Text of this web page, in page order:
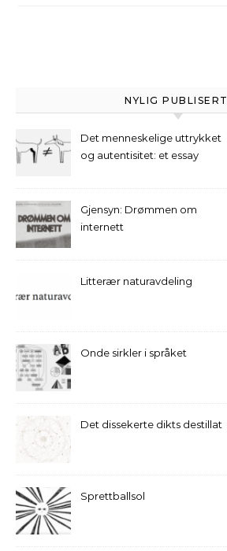
NYLIG PUBLISERT
Det menneskelige uttrykket
og autentisitet: et essay
Gjensyn: Drømmen om
internett
Litterær naturavdeling
Onde sirkler i språket
Det dissekerte dikts destillat
Sprettballsol